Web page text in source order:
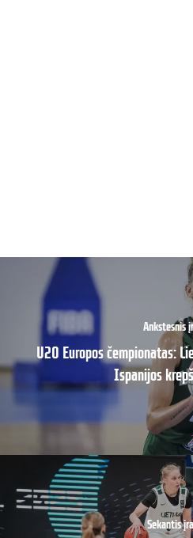
Ankstesnis
U20 Europos čempionatas:
Ispanijos
Sekantis